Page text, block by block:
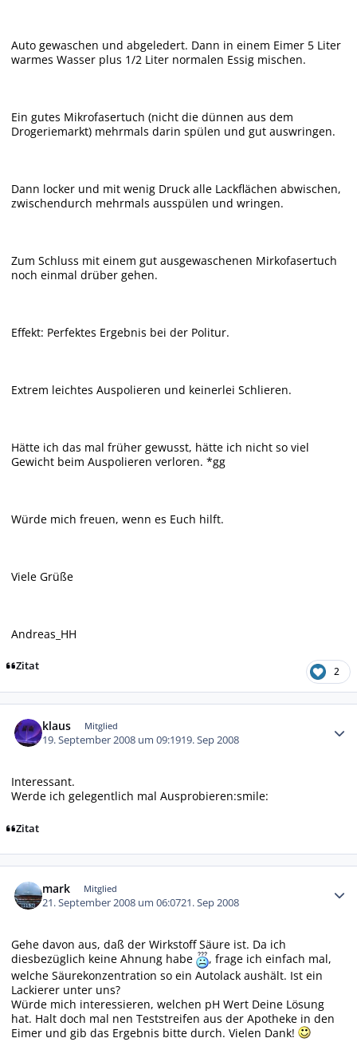
Auto gewaschen und abgeledert. Dann in einem Eimer 5 Liter
warmes Wasser plus 1/2 Liter normalen Essig mischen.
Ein gutes Mikrofasertuch (nicht die dünnen aus dem
Drogeriemarkt) mehrmals darin spülen und gut auswringen.
Dann locker und mit wenig Druck alle Lackflächen abwischen,
zwischendurch mehrmals ausspülen und wringen.
Zum Schluss mit einem gut ausgewaschenen Mirkofasertuch
noch einmal drüber gehen.
Effekt: Perfektes Ergebnis bei der Politur.
Extrem leichtes Auspolieren und keinerlei Schlieren.
Hätte ich das mal früher gewusst, hätte ich nicht so viel
Gewicht beim Auspolieren verloren. *gg
Würde mich freuen, wenn es Euch hilft.
Viele Grüße
Andreas_HH
Zitat 2
klaus Mitglied
19. September 2008 um 09:1919. Sep 2008
Interessant.
Werde ich gelegentlich mal Ausprobieren:smile:
Zitat
mark Mitglied
21. September 2008 um 06:0721. Sep 2008
Gehe davon aus, daß der Wirkstoff Säure ist. Da ich
diesbezüglich keine Ahnung habe
, frage ich einfach mal,
welche Säurekonzentration so ein Autolack aushält. Ist ein
Lackierer unter uns?
Würde mich interessieren, welchen pH Wert Deine Lösung
hat. Halt doch mal nen Teststreifen aus der Apotheke in den
Eimer und gib das Ergebnis bitte durch. Vielen Dank!